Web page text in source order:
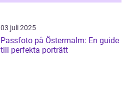
03 juli 2025
Passfoto på Östermalm: En guide
till perfekta porträtt